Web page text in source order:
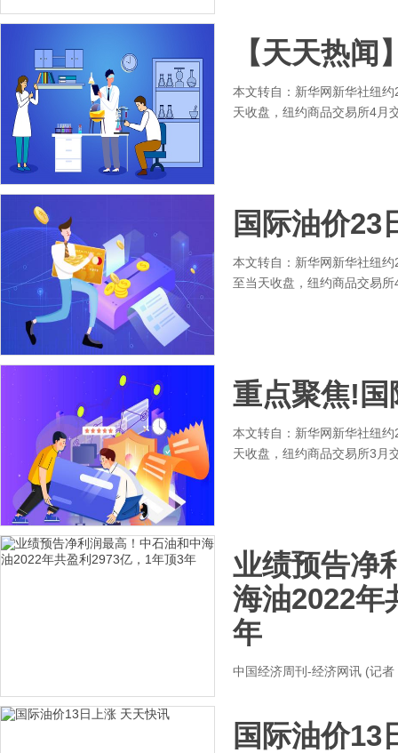
【天天热
本文转自：新华网新华社纽
天收盘，纽约商品交易所4月
国际油价23
本文转自：新华网新华社纽
至当天收盘，纽约商品交易
重点聚焦!国
本文转自：新华网新华社纽
天收盘，纽约商品交易所3月
业绩预告净
海油2022年
年
中国经济周刊-经济网讯 (记
国际油价13